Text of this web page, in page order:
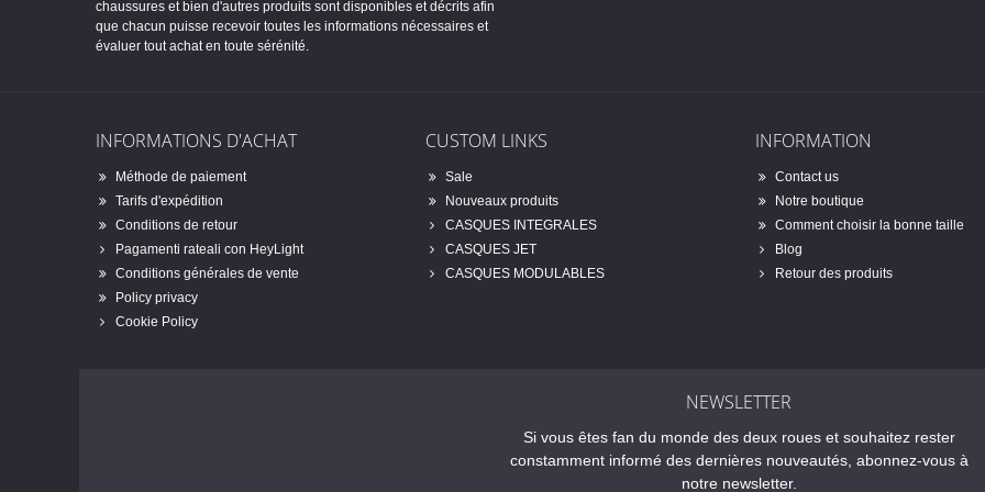
chaussures et bien d'autres produits sont disponibles et décrits afin
que chacun puisse recevoir toutes les informations nécessaires et
évaluer tout achat en toute sérénité.
INFORMATIONS D'ACHAT
Méthode de paiement
Tarifs d'expédition
Conditions de retour
Pagamenti rateali con HeyLight
Conditions générales de vente
Policy privacy
Cookie Policy
CUSTOM LINKS
Sale
Nouveaux produits
CASQUES INTEGRALES
CASQUES JET
CASQUES MODULABLES
INFORMATION
Contact us
Notre boutique
Comment choisir la bonne taille
Blog
Retour des produits
NEWSLETTER
Si vous êtes fan du monde des deux roues et souhaitez rester
constamment informé des dernières nouveautés, abonnez-vous à
notre newsletter.